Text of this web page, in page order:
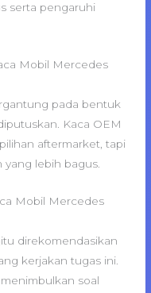
serta pengaruhi
Mobil Mercedes
pada bentuk
Kaca OEM
aftermarket, tapi
yang lebih bagus.
Mobil Mercedes
direkomendasikan
kerjakan tugas ini.
soal